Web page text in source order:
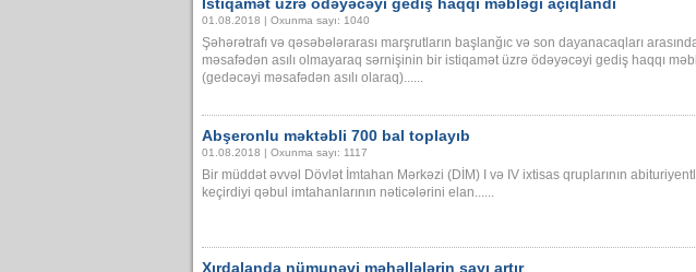
01.08.2018 | Oxunma sayı: 1040
Şəhərətrafı və qəsəbələrarası marşrutların başlanğıc və son dayanacaqları
məsafədən asılı olmayaraq sərnişinin bir istiqamət üzrə ödəyəcəyi gediş haqqı
(gedəcəyi məsafədən asılı olaraq)......
Abşeronlu məktəbli 700 bal toplayıb
01.08.2018 | Oxunma sayı: 1117
Bir müddət əvvəl Dövlət İmtahan Mərkəzi (DİM) I və IV ixtisas qruplarının
keçirdiyi qəbul imtahanlarının nəticələrini elan......
Xırdalanda nümunəvi məhəllələrin sayı artır